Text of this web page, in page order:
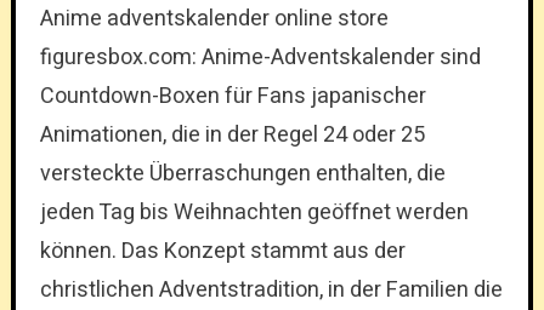
Anime adventskalender online store
figuresbox.com: Anime-Adventskalender sind
Countdown-Boxen für Fans japanischer
Animationen, die in der Regel 24 oder 25
versteckte Überraschungen enthalten, die
jeden Tag bis Weihnachten geöffnet werden
können. Das Konzept stammt aus der
christlichen Adventstradition, in der Familien die